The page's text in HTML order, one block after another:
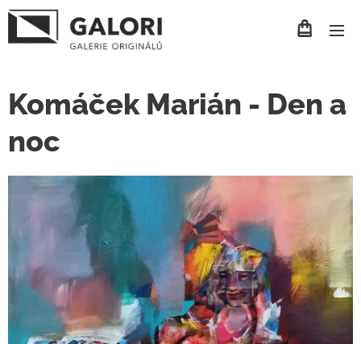
Komáček Marián - Den a
noc